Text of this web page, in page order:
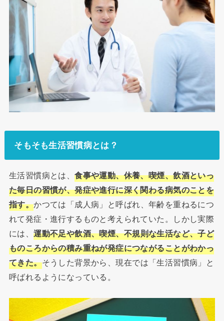
そもそも生活習慣病とは？
生活習慣病とは、食事や運動、休養、喫煙、飲酒といっ
た毎日の習慣が、発症や進行に深く関わる病気のことを
指す。かつては「成人病」と呼ばれ、年齢を重ねるにつ
れて発症・進行するものと考えられていた。しかし実際
には、運動不足や飲酒、喫煙、不規則な生活など、子ど
ものころからの積み重ねが発症につながることがわかっ
てきた。そうした背景から、現在では「生活習慣病」と
呼ばれるようになっている。